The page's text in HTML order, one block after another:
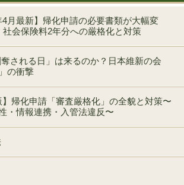
4月最新】帰化申請の必要書類が大幅変
会保険料2年分への厳格化と対策
奪される日」は来るのか？日本維新の会
の衝撃
】帰化申請「審査厳格化」の全貌と対策〜
・情報連携・入管法違反〜